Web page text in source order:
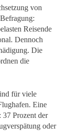
von
Reisende
Dennoch
Die
die
für viele
Eine
Prozent der
oder